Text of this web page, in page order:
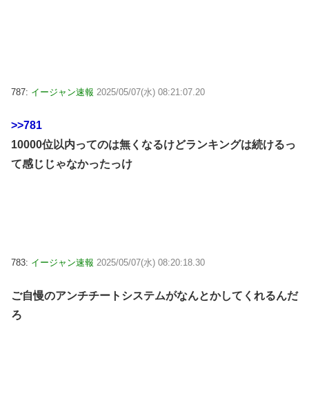
787: イージャン速報 2025/05/07(水) 08:21:07.20
>>781
10000位以内ってのは無くなるけどランキングは続けるっ
て感じじゃなかったっけ
783: イージャン速報 2025/05/07(水) 08:20:18.30
ご自慢のアンチチートシステムがなんとかしてくれるんだ
ろ